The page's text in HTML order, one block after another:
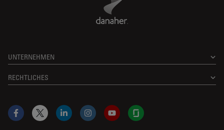
UNTERNEHMEN
RECHTLICHES
Facebook
X LinkedInInstagramYouTubeGlassdoor